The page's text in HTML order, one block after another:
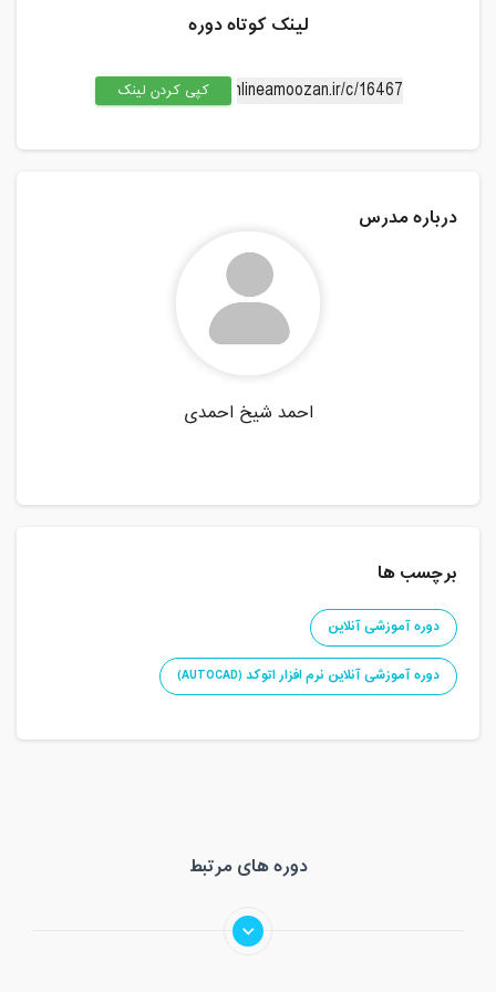
لینک کوتاه دوره
کپی کردن لینک
درباره مدرس
احمد شیخ احمدی
برچسب ها
دوره آموزشی آنلاین
دوره آموزشی آنلاین نرم افزار اتوکد (AUTOCAD)
دوره های مرتبط